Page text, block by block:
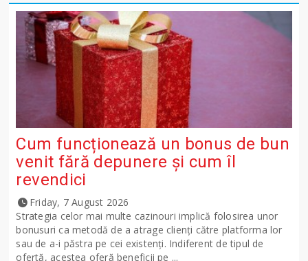
Cum funcționează un bonus de bun
venit fără depunere și cum îl
revendici
Friday, 7 August 2026
Strategia celor mai multe cazinouri implică folosirea unor
bonusuri ca metodă de a atrage clienți către platforma lor
sau de a-i păstra pe cei existenți. Indiferent de tipul de
ofertă, acestea oferă beneficii pe ...